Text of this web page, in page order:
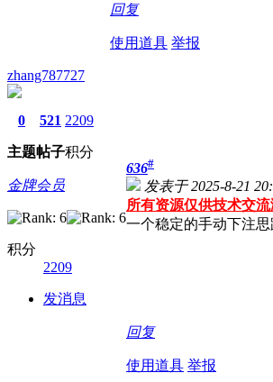
回复
使用道具 举报
zhang787727
0
主题
521
帖子
2209
积分
金牌会员
积分
2209
发消息
636#
发表于 2025-8-21
所有资源仅供技术交
一个稳定的手动下注思
回复
使用道具 举报